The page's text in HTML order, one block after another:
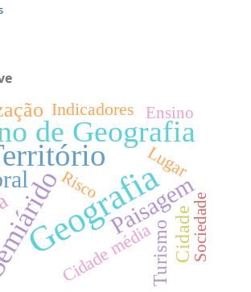
Geografia
de Geografia
Paisagem
TurismoCidade
Indicadores
Lugar
Cidade média
Risco
Sociedade
Ensino